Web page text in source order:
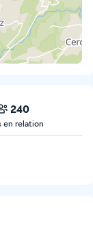
240
en relation